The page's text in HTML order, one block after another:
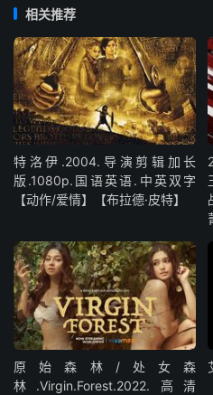
相关推荐
特洛伊.2004.导演剪辑加长
版.1080p.国语英语.中英双字
【动作/爱情】【布拉德·皮特】
原始森林/处女森
林.Virgin.Forest.2022.高清